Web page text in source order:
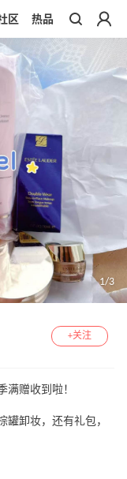
区 热品
1/3
+关注
满赠收到啦！
罐卸妆，还有礼包，